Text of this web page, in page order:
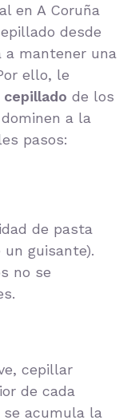
en A Coruña
desde
a mantener una
ello, le
de los
a la
pasos:
de pasta
guisante).
no se
cepillar
de cada
acumula la